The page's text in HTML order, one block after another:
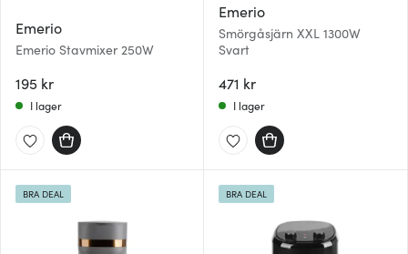
Emerio
Emerio Stavmixer 250W
195 kr
I lager
Emerio
Smörgåsjärn XXL 1300W
Svart
471 kr
I lager
BRA DEAL BRA DEAL